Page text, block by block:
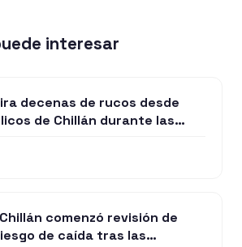
interesar
decenas de rucos desde
de Chillán durante las
comenzó revisión de
de caída tras las